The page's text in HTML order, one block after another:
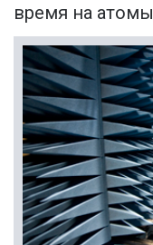
время на атомы